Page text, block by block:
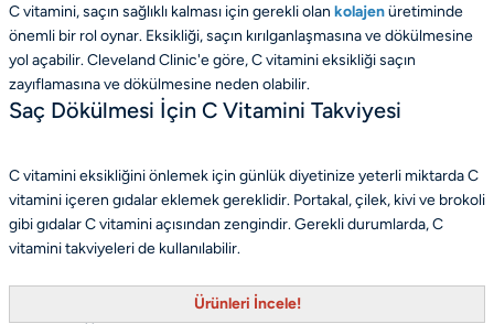
C vitamini, saçın sağlıklı kalması için gerekli olan kolajenüretiminde
önemli bir rol oynar. Eksikliği, saçın kırılganlaşmasına ve dökülmesine
yol açabilir. Cleveland Clinic'e göre, C vitamini eksikliği saçın
zayıflamasına ve dökülmesine neden olabilir.
Saç Dökülmesi İçin C Vitamini Takviyesi
C vitamini eksikliğini önlemek için günlük diyetinize yeterli miktarda C
vitamini içeren gıdalar eklemek gereklidir. Portakal, çilek, kivi ve brokoli
gibi gıdalar C vitamini açısından zengindir. Gerekli durumlarda, C
vitamini takviyeleri de kullanılabilir.
Ürünleri İncele!